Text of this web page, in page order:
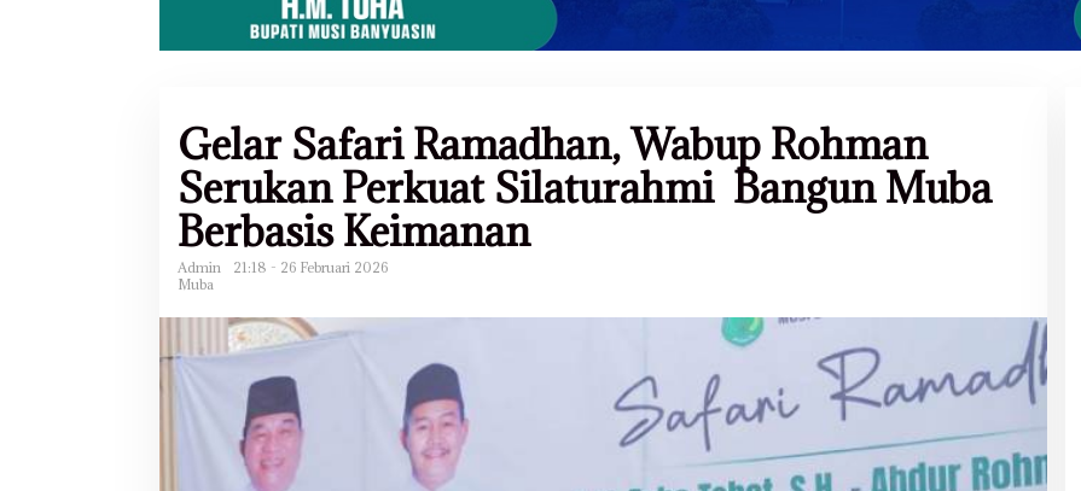
Gelar Safari Ramadhan, Wabup Rohman
Serukan Perkuat Silaturahmi Bangun Muba
Berbasis Keimanan
Admin
21:18 - 26 Februari 2026
Muba